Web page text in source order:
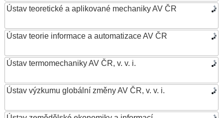
Ústav teoretické a aplikované mechaniky AV ČR
Ústav teorie informace a automatizace AV ČR
Ústav termomechaniky AV ČR, v. v. i.
Ústav výzkumu globální změny AV ČR, v. v. i.